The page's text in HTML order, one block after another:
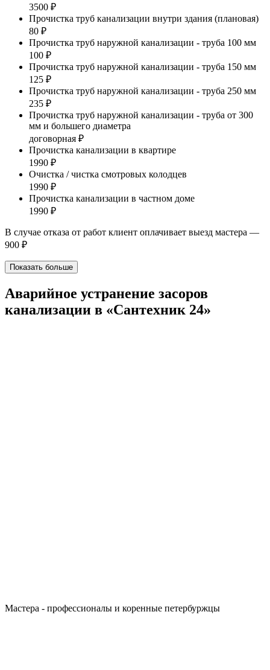
3500 ₽
Прочистка труб канализации внутри здания (плановая)
80 ₽
Прочистка труб наружной канализации - труба 100 мм
100 ₽
Прочистка труб наружной канализации - труба 150 мм
125 ₽
Прочистка труб наружной канализации - труба 250 мм
235 ₽
Прочистка труб наружной канализации - труба от 300
мм и большего диаметра
договорная ₽
Прочистка канализации в квартире
1990 ₽
Очистка / чистка смотровых колодцев
1990 ₽
Прочистка канализации в частном доме
1990 ₽
В случае отказа от работ клиент оплачивает выезд мастера —
900 ₽
Показать больше
Аварийное устранение засоров
канализации в «Сантехник 24»
Мастера - профессионалы и коренные петербуржцы